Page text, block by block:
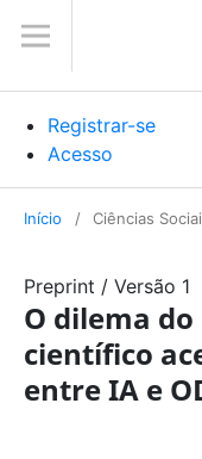
Registrar-se
Acesso
Início / Ciências
Preprint / Versão 1
O dilema
científico
entre IA e